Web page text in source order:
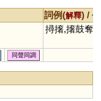
詞例(解釋) /
撏撦,撦鼓奪
同聲同調